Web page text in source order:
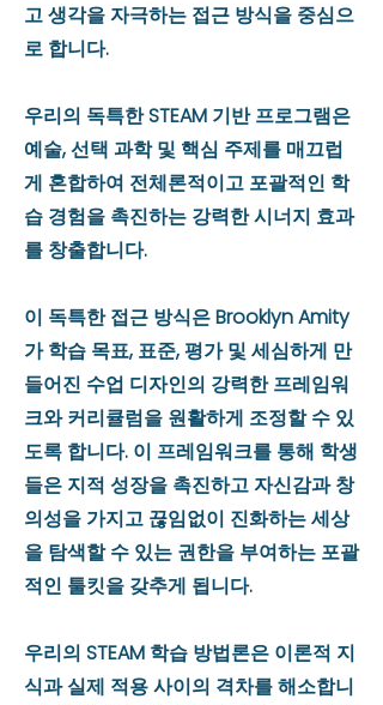
고 생각을 자극하는 접근 방식을 중심으
로 합니다.
우리의 독특한 STEAM 기반 프로그램은
예술, 선택 과학 및 핵심 주제를 매끄럽
게 혼합하여 전체론적이고 포괄적인 학
습 경험을 촉진하는 강력한 시너지 효과
를 창출합니다.
이 독특한 접근 방식은 Brooklyn Amity
가 학습 목표, 표준, 평가 및 세심하게 만
들어진 수업 디자인의 강력한 프레임워
크와 커리큘럼을 원활하게 조정할 수 있
도록 합니다. 이 프레임워크를 통해 학생
들은 지적 성장을 촉진하고 자신감과 창
의성을 가지고 끊임없이 진화하는 세상
을 탐색할 수 있는 권한을 부여하는 포괄
적인 툴킷을 갖추게 됩니다.
우리의 STEAM 학습 방법론은 이론적 지
식과 실제 적용 사이의 격차를 해소합니